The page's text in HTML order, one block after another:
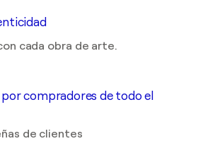
cada obra de arte.
compradores de todo el
de clientes